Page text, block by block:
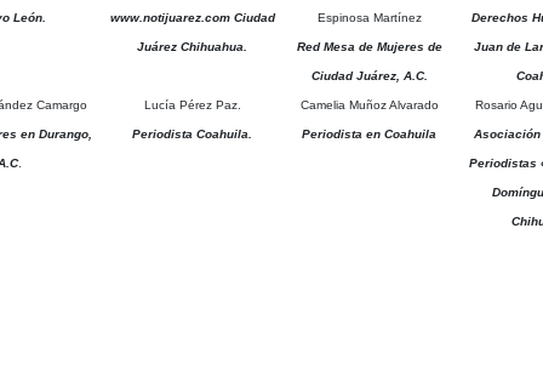
León. www.notijuarez.com Ciudad
Juárez Chihuahua.
Espinosa Martínez
Red Mesa de Mujeres de
Ciudad Juárez, A.C.
Derechos
Juan de
Camargo
en Durango,
.
Lucía Pérez Paz.
Periodista Coahuila.
Camelia Muñoz Alvarado
Periodista en Coahuila
Rosario
Asociación
Periodistas